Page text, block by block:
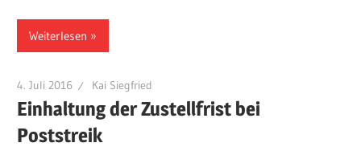
Weiterlesen
4. Juli 2016 Kai Siegfried
Einhaltung der Zustellfrist bei
Poststreik